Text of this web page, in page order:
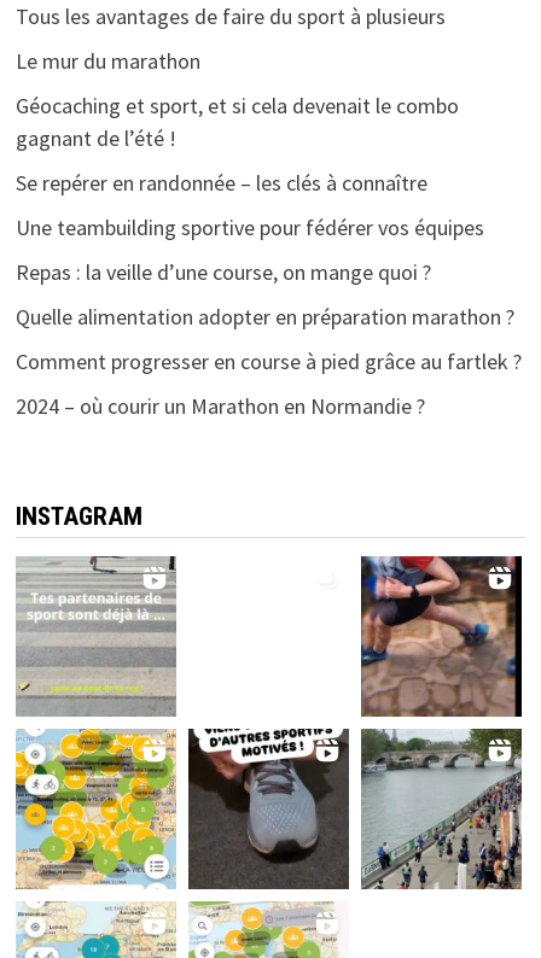
Tous les avantages de faire du sport à plusieurs
Le mur du marathon
Géocaching et sport, et si cela devenait le combo
gagnant de l’été !
Se repérer en randonnée – les clés à connaître
Une teambuilding sportive pour fédérer vos équipes
Repas : la veille d’une course, on mange quoi ?
Quelle alimentation adopter en préparation marathon ?
Comment progresser en course à pied grâce au fartlek ?
2024 – où courir un Marathon en Normandie ?
INSTAGRAM